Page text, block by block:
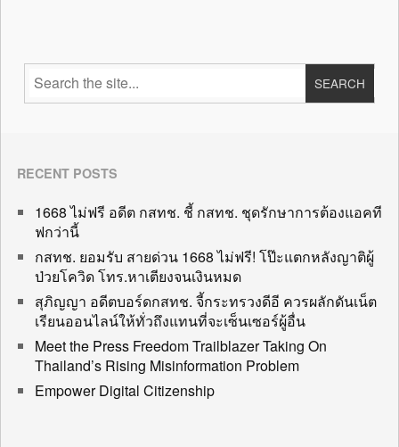
RECENT POSTS
1668 ไม่ฟรี อดีต กสทช. ชี้ กสทช. ชุดรักษาการต้องแอคที
ฟกว่านี้
กสทช. ยอมรับ สายด่วน 1668 ไม่ฟรี! โป๊ะแตกหลังญาติผู้
ป่วยโควิด โทร.หาเตียงจนเงินหมด
สุภิญญา อดีตบอร์ดกสทช. จี้กระทรวงดีอี ควรผลักดันเน็ต
เรียนออนไลน์ให้ทั่วถึงแทนที่จะเซ็นเซอร์ผู้อื่น
Meet the Press Freedom Trailblazer Taking On
Thailand’s Rising Misinformation Problem
Empower Digital Citizenship